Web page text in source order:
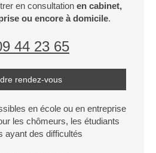
en consultation en cabinet,
ou encore à domicile.
44 23 65
rendez-vous
en école ou en entreprise
les chômeurs, les étudiants
ayant des difficultés